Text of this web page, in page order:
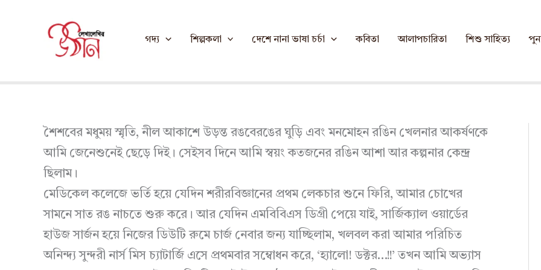
গদ্য শিল্পকলা দেশে নানা ভাষা চর্চা কবিতা আলাপচারিতা শিশু সাহিত্য
প্রাণে গুলে যাওয়া রঙ । ফণীশ্বরনাথ রেণু ।। মূল হিন্দি থেকে
শৈশবের মধুময় স্মৃতি, নীল আকাশে উড়ন্ত রঙবেরঙের ঘুড়ি এবং মনমোহন রঙিন খেলনার আকর্ষণকে
আমি জেনেশুনেই ছেড়ে দিই। সেইসব দিনে আমি স্বয়ং কতজনের রঙিন আশা আর কল্পনার কেন্দ্র
ছিলাম।
মেডিকেল কলেজে ভর্তি হয়ে যেদিন শরীরবিজ্ঞানের প্রথম লেকচার শুনে ফিরি, আমার চোখের
সামনে সাত রঙ নাচতে শুরু করে। আর যেদিন এমবিবিএস ডিগ্রী পেয়ে যাই, সার্জিক্যাল ওয়ার্ডের
হাউজ সার্জন হয়ে নিজের ডিউটি রুমে চার্জ নেবার জন্য যাচ্ছিলাম, খলবল করা আমার পরিচিত
অনিন্দ্য সুন্দরী নার্স মিস চ্যাটার্জি এসে প্রথমবার সম্বোধন করে, ‘হ্যালো! ডক্টর…!!’ তখন আমি অভ্যাস